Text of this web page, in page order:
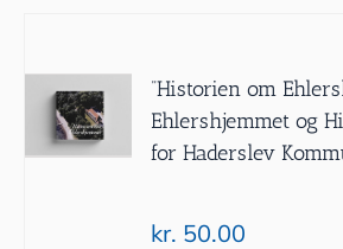
”Historien om
Ehlershjemmet og
for Haderslev
kr. 50.00